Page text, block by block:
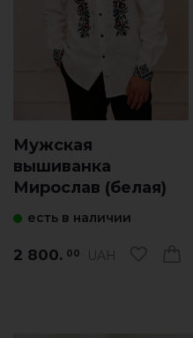
Мужская
вышиванка
Мирослав (белая)
есть в наличии
2 800. 00 UAH